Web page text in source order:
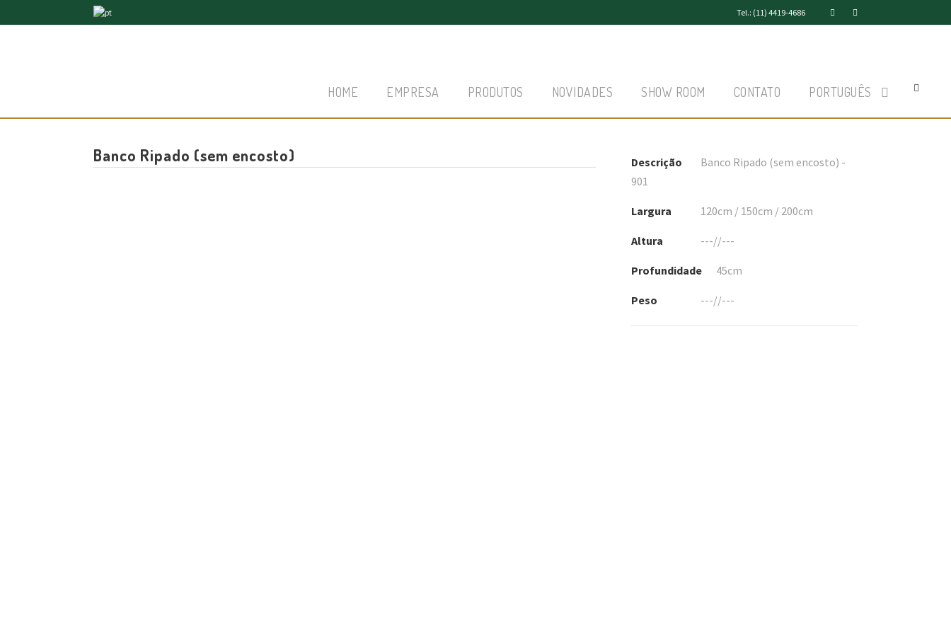
Tel.: (11) 4419-4686
HOME EMPRESA PRODUTOS NOVIDADES SHOW ROOM CONTATO PORTUGUÊS
Banco Ripado (sem encosto) Descrição
Banco Ripado (sem encosto) -
901
Largura 120cm / 150cm / 200cm
Altura ---//---
Profundidade 45cm
Peso ---//---